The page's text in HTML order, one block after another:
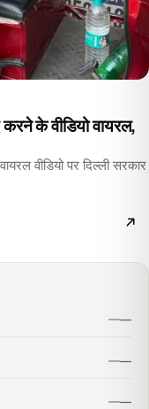
के वीडियो वायरल,
वीडियो पर दिल्ली सरकार